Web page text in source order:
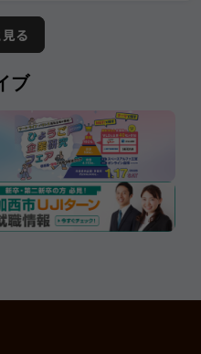
が誇る優良企業”と呼ぶにふさわしい
存在です。
の情報となります。ムツミ商事株式
会社
る
ブ